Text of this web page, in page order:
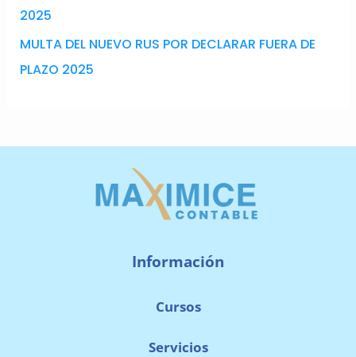
2025
MULTA DEL NUEVO RUS POR DECLARAR FUERA DE
PLAZO 2025
Información
Cursos
Servicios